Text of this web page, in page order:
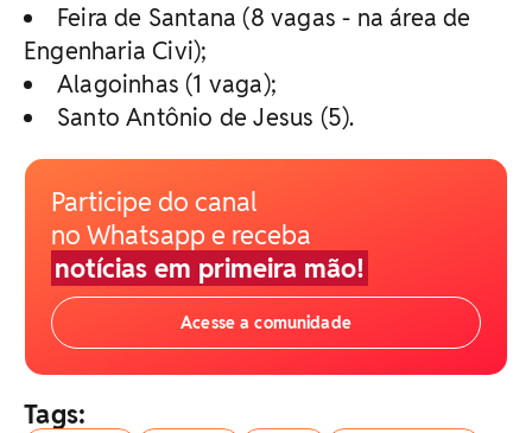
Feira de Santana (8 vagas - na área de
Engenharia Civi);
Alagoinhas (1 vaga);
Santo Antônio de Jesus (5).
Participe do canal
no Whatsapp e receba
notícias em primeira mão!
Acesse a comunidade
Tags: